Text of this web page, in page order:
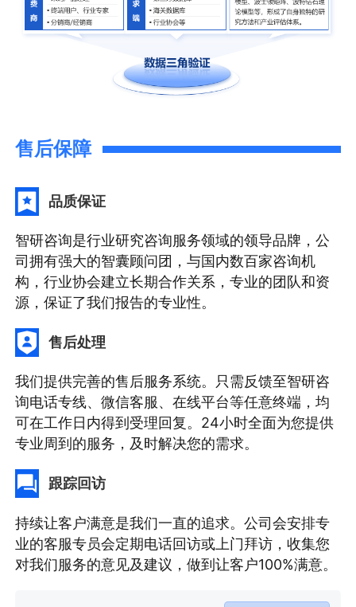
售后保障
品质保证
智研咨询是行业研究咨询服务领域的领导品牌，公
司拥有强大的智囊顾问团，与国内数百家咨询机
构，行业协会建立长期合作关系，专业的团队和资
源，保证了我们报告的专业性。
售后处理
我们提供完善的售后服务系统。只需反馈至智研咨
询电话专线、微信客服、在线平台等任意终端，均
可在工作日内得到受理回复。24小时全面为您提供
专业周到的服务，及时解决您的需求。
跟踪回访
持续让客户满意是我们一直的追求。公司会安排专
业的客服专员会定期电话回访或上门拜访，收集您
对我们服务的意见及建议，做到让客户100%满意。